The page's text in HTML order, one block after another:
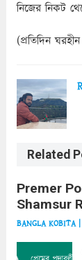
নিজের নিকট
(প্রতিদিন
Related
Premer
Shamsur
BANGLA KOBITA |